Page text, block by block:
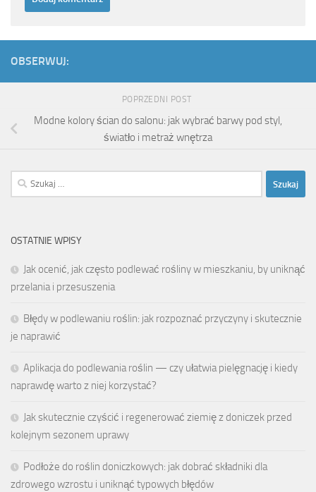
OBSERWUJ:
POPRZEDNI POST
Modne kolory ścian do salonu: jak wybrać barwy pod styl,
światło i metraż wnętrza
Szukaj:
OSTATNIE WPISY
Jak ocenić, jak często podlewać rośliny w mieszkaniu, by uniknąć
przelania i przesuszenia
Błędy w podlewaniu roślin: jak rozpoznać przyczyny i skutecznie
je naprawić
Aplikacja do podlewania roślin — czy ułatwia pielęgnację i kiedy
naprawdę warto z niej korzystać?
Jak skutecznie czyścić i regenerować ziemię z doniczek przed
kolejnym sezonem uprawy
Podłoże do roślin doniczkowych: jak dobrać składniki dla
zdrowego wzrostu i uniknąć typowych błędów